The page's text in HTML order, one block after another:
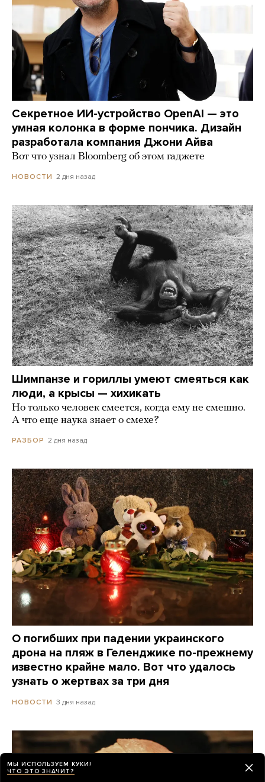
Секретное ИИ-устройство OpenAI — это
умная колонка в форме пончика. Дизайн
разработала компания Джони Айва
Вот что узнал Bloomberg об этом гаджете
НОВОСТИ 2 дня назад
Шимпанзе и гориллы умеют смеяться как
люди, а крысы — хихикать
Но только человек смеется, когда ему не смешно.
А что еще наука знает о смехе?
РАЗБОР 2 дня назад
О погибших при падении украинского
дрона на пляж в Геленджике по-прежнему
известно крайне мало. Вот что удалось
узнать о жертвах за три дня
НОВОСТИ 3 дня назад
МЫ ИСПОЛЬЗУЕМ КУКИ!
ЧТО ЭТО ЗНАЧИТ?